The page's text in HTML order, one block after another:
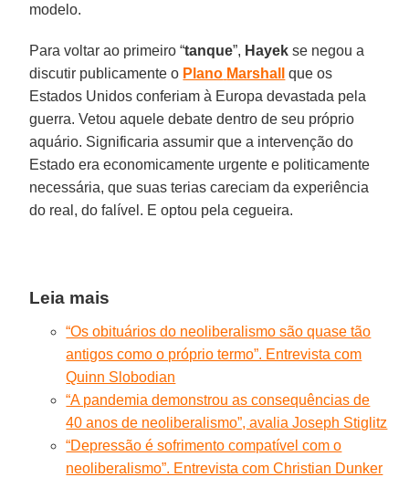
modelo.
Para voltar ao primeiro “tanque”, Hayek se negou a
discutir publicamente o Plano Marshall
que os
Estados Unidos conferiam à Europa devastada pela
guerra. Vetou aquele debate dentro de seu próprio
aquário. Significaria assumir que a intervenção do
Estado era economicamente urgente e politicamente
necessária, que suas terias careciam da experiência
do real, do falível. E optou pela cegueira.
Leia mais
“Os obituários do neoliberalismo são quase tão
antigos como o próprio termo”. Entrevista com
Quinn Slobodian
“A pandemia demonstrou as consequências de
40 anos de neoliberalismo”, avalia Joseph Stiglitz
“Depressão é sofrimento compatível com o
neoliberalismo”. Entrevista com Christian Dunker